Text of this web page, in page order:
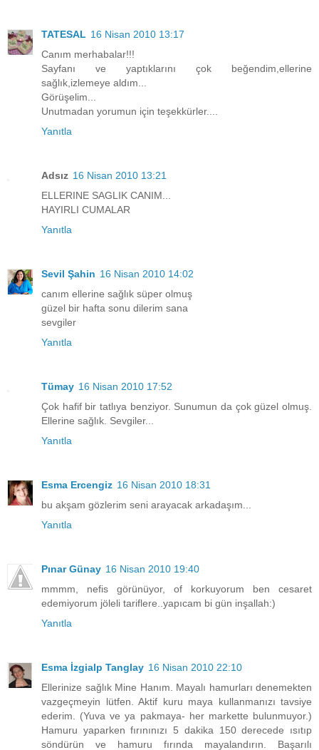
TATESAL 16 Nisan 2010 13:17
Canım merhabalar!!!
Sayfanı ve yaptıklarını çok beğendim,ellerine
sağlık,izlemeye aldım...
Görüşelim...
Unutmadan yorumun için teşekkürler....
Yanıtla
Adsız 16 Nisan 2010 13:21
ELLERINE SAGLIK CANIM...
HAYIRLI CUMALAR
Yanıtla
Sevil Şahin 16 Nisan 2010 14:02
canım ellerine sağlık süper olmuş
güzel bir hafta sonu dilerim sana
sevgiler
Yanıtla
Tümay 16 Nisan 2010 17:52
Çok hafif bir tatlıya benziyor. Sunumun da çok güzel olmuş.
Ellerine sağlık. Sevgiler...
Yanıtla
Esma Ercengiz 16 Nisan 2010 18:31
bu akşam gözlerim seni arayacak arkadaşım...
Yanıtla
Pınar Günay 16 Nisan 2010 19:40
mmmm, nefis görünüyor, of korkuyorum ben cesaret
edemiyorum jöleli tariflere..yapıcam bi gün inşallah:)
Yanıtla
Esma İzgialp Tanglay 16 Nisan 2010 22:10
Ellerinize sağlık Mine Hanım. Mayalı hamurları denemekten
vazgeçmeyin lütfen. Aktif kuru maya kullanmanızı tavsiye
ederim. (Yuva ve ya pakmaya- her markette bulunmuyor.)
Hamuru yaparken fırınınızı 5 dakika 150 derecede ısıtıp
söndürün ve hamuru fırında mayalandırın. Başarılı